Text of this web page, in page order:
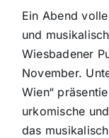
Panorama
Mein Stadtteil
Ein Abend
und
Wiesbadener
November.
Wien“
urkomische
das